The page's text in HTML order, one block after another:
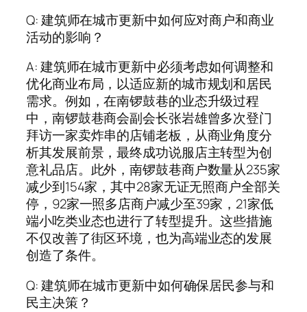
Q: 建筑师在城市更新中如何应对商户和商业
活动的影响？
A: 建筑师在城市更新中必须考虑如何调整和
优化商业布局，以适应新的城市规划和居民
需求。例如，在南锣鼓巷的业态升级过程
中，南锣鼓巷商会副会长张岩雄曾多次登门
拜访一家卖炸串的店铺老板，从商业角度分
析其发展前景，最终成功说服店主转型为创
意礼品店。此外，南锣鼓巷商户数量从235家
减少到154家，其中28家无证无照商户全部关
停，92家一照多店商户减少至39家，21家低
端小吃类业态也进行了转型提升。这些措施
不仅改善了街区环境，也为高端业态的发展
创造了条件。
Q: 建筑师在城市更新中如何确保居民参与和
民主决策？